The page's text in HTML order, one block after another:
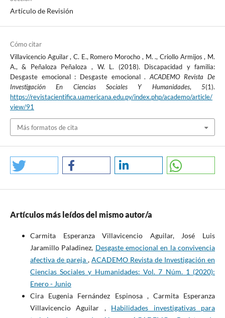
Artículo de Revisión
Cómo citar
Villavicencio Aguilar , C. E., Romero Morocho , M. ., Criollo Armijos , M.
A., & Peñaloza Peñaloza , W. L. (2018). Discapacidad y familia:
Desgaste emocional : Desgaste emocional .ACADEMO Revista De
Investigación En Ciencias Sociales Y Humanidades,5(1).
https://revistacientifica.uamericana.edu.py/index.php/academo/article/
view/91
Más formatos de cita
Artículos más leídos del mismo autor/a
Carmita Esperanza Villavicencio Aguilar, José Luis
Jaramillo Paladinez, Desgaste emocional en la convivencia
afectiva de pareja ,ACADEMO Revista de Investigación en
Ciencias Sociales y Humanidades: Vol. 7 Núm. 1 (2020):
Enero - Junio
Cira Eugenia Fernández Espinosa , Carmita Esperanza
Villavicencio Aguilar , Habilidades investigativas para